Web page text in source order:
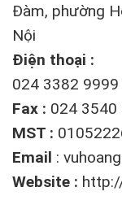
Đàm, phường
Nội
Điện thoại :
024 3382
Fax : 024 3540
MST :
Email :
Website :